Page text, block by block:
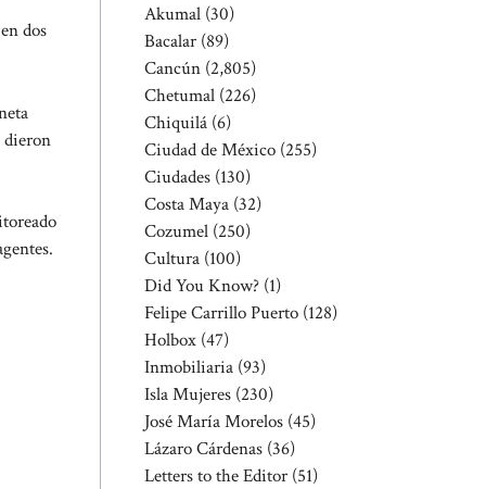
dos
dieron
Akumal (30)
Bacalar (89)
Cancún (2,805)
Chetumal (226)
Chiquilá (6)
Ciudad de México (255)
Ciudades (130)
Costa Maya (32)
Cozumel (250)
Cultura (100)
Did You Know? (1)
Felipe Carrillo Puerto (128)
Holbox (47)
Inmobiliaria (93)
Isla Mujeres (230)
José María Morelos (45)
Lázaro Cárdenas (36)
Letters to the Editor (51)